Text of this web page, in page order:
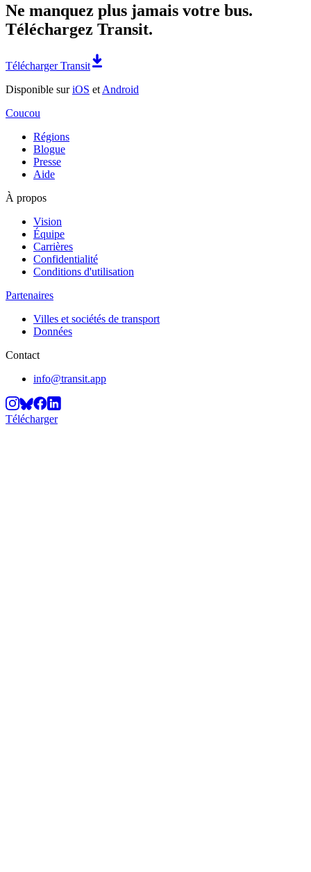
Ne manquez plus jamais votre bus.
Téléchargez Transit.
Télécharger Transit
Disponible suriOS et Android
Coucou
Régions
Blogue
Presse
Aide
À propos
Vision
Équipe
Carrières
Confidentialité
Conditions d'utilisation
Partenaires
Villes et sociétés de transport
Données
Contact
info@transit.app
Télécharger